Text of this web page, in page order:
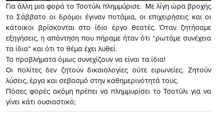
Για άλλη μια φορά το Τσοτύλι πλημμύρισε. Με λίγη ώρα βροχής
το Σάββατο οι δρόμοι έγιναν ποτάμια, οι επιχειρήσεις και οι
κάτοικοι βρίσκονται στο ίδιο έργο θεατές. Όταν ζητήσαμε
εξηγήσεις, η απάντηση που πήραμε ήταν ότι “ρωτάμε συνέχεια
τα ίδια” και ότι το θέμα έχει λυθεί.
Τα προβλήματα όμως συνεχίζουν να είναι τα ίδια!
Οι πολίτες δεν ζητούν δικαιολογίες ούτε ειρωνείες. Ζητούν
λύσεις, έργα και σεβασμό στην καθημερινότητά τους.
Πόσες φορές ακόμη πρέπει να πλημμυρίσει το Τσοτύλι για να
γίνει κάτι ουσιαστικό;